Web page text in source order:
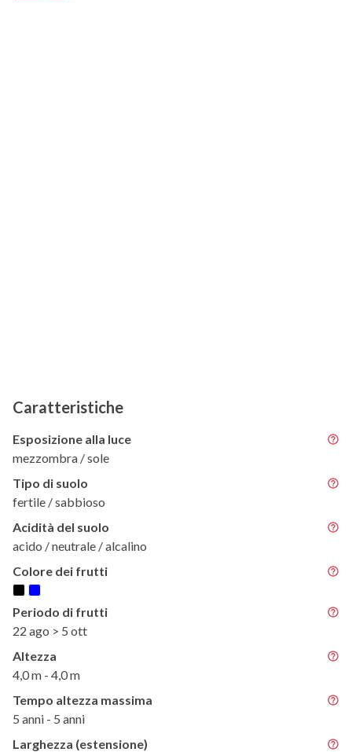
Caratteristiche
Esposizione alla luce
mezzombra / sole
Tipo di suolo
fertile / sabbioso
Acidità del suolo
acido / neutrale / alcalino
Colore dei frutti
Periodo di frutti
22 ago > 5 ott
Altezza
4,0 m - 4,0 m
Tempo altezza massima
5 anni - 5 anni
Larghezza (estensione)